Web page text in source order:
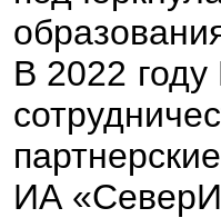
В 2022
ИА